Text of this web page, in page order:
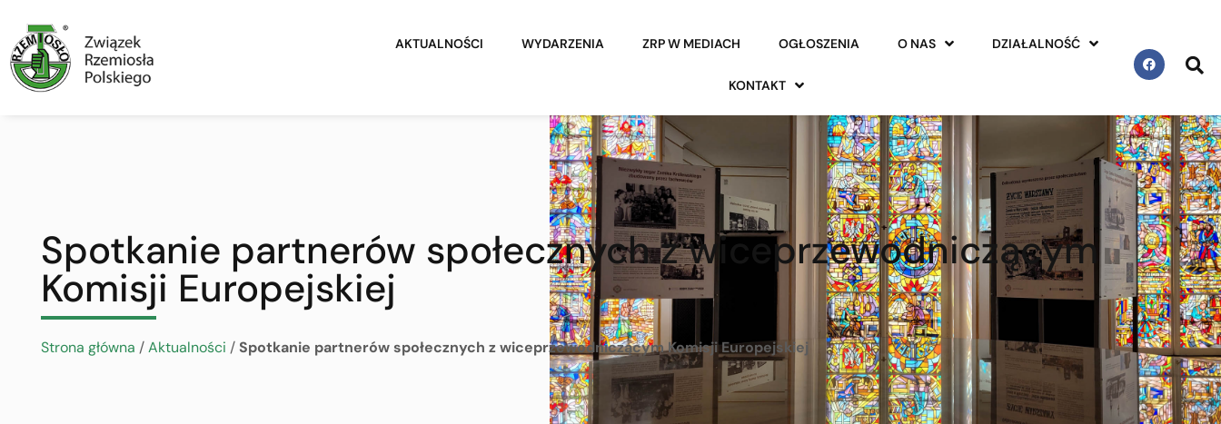
AKTUALNOŚCI WYDARZENIA ZRP W MEDIACH OGŁOSZENIA O NAS DZIAŁALNOŚĆ
KONTAKT
Spotkanie partnerów społecznych z wiceprzewodniczącym
Komisji Europejskiej
Strona główna /Aktualności /Spotkanie partnerów społecznych z wiceprzewodniczącym Komisji Europejskiej